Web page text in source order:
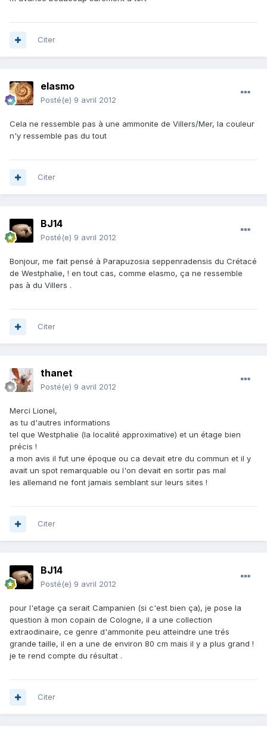
Citer
elasmo
Posté(e) 9 avril 2012
Cela ne ressemble pas à une ammonite de Villers/Mer, la couleur
n'y ressemble pas du tout
Citer
BJ14
Posté(e) 9 avril 2012
Bonjour, me fait pensé à Parapuzosia seppenradensis du Crétacé
de Westphalie, ! en tout cas, comme elasmo, ça ne ressemble
pas à du Villers .
Citer
thanet
Posté(e) 9 avril 2012
Merci Lionel,
as tu d'autres informations
tel que Westphalie (la localité approximative) et un étage bien
précis !
a mon avis il fut une époque ou ca devait etre du commun et il y
avait un spot remarquable ou l'on devait en sortir pas mal
les allemand ne font jamais semblant sur leurs sites !
Citer
BJ14
Posté(e) 9 avril 2012
pour l'etage ça serait Campanien (si c'est bien ça), je pose la
question à mon copain de Cologne, il a une collection
extraodinaire, ce genre d'ammonite peu atteindre une trés
grande taille, il en a une de environ 80 cm mais il y a plus grand !
je te rend compte du résultat .
Citer